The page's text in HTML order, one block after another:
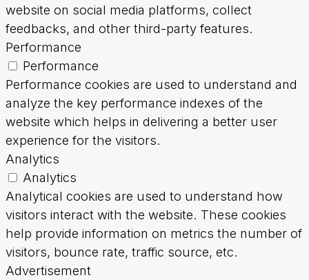
website on social media platforms, collect
feedbacks, and other third-party features.
Performance
Performance
Performance cookies are used to understand and
analyze the key performance indexes of the
website which helps in delivering a better user
experience for the visitors.
Analytics
Analytics
Analytical cookies are used to understand how
visitors interact with the website. These cookies
help provide information on metrics the number of
visitors, bounce rate, traffic source, etc.
Advertisement